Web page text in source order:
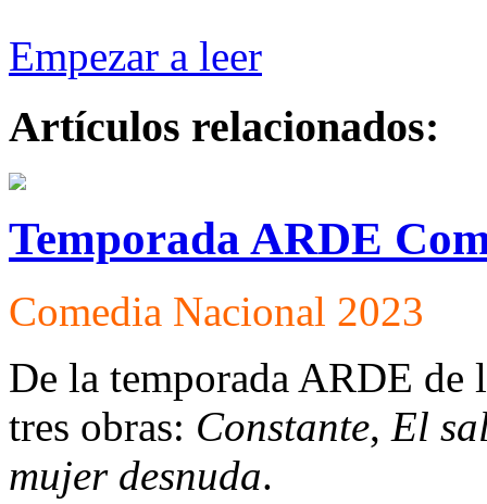
Empezar a leer
Artículos relacionados:
Temporada ARDE
Comedia Nacional 2023
De la temporada ARDE de
tres obras: Constante, El
mujer desnuda.